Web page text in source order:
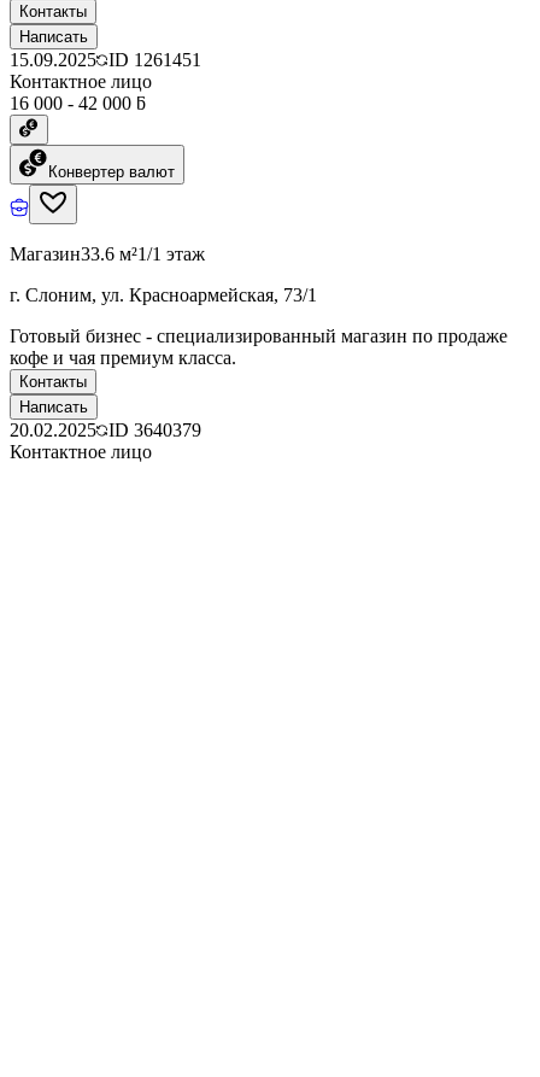
Контакты
Написать
15.09.2025 ID 1261451
Контактное лицо
16 000 - 42 000 ƃ
Конвертер валют
Магазин33.6 м²1/1 этаж
г. Слоним, ул. Красноармейская, 73/1
Готовый бизнес - специализированный магазин по продаже
кофе и чая премиум класса.
Контакты
Написать
20.02.2025 ID 3640379
Контактное лицо